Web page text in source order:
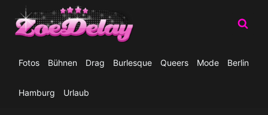
Inhalt
springen
Fotos Bühnen Drag Burlesque Queers Mode Berlin
Hamburg Urlaub